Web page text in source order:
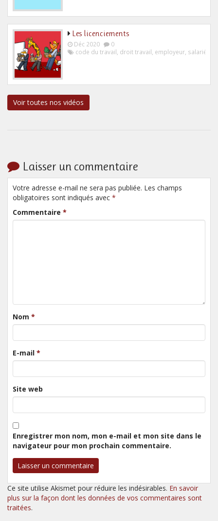
Les licenciements
Déc 2020
0
code du travail droit travail employeur salarié
Voir toutes nos vidéos
Laisser un commentaire
Votre adresse e-mail ne sera pas publiée. Les champs
obligatoires sont indiqués avec *
Commentaire *
Nom *
E-mail *
Site web
Enregistrer mon nom, mon e-mail et mon site dans le
navigateur pour mon prochain commentaire.
Ce site utilise Akismet pour réduire les indésirables. En savoir
plus sur la façon dont les données de vos commentaires sont
traitées.